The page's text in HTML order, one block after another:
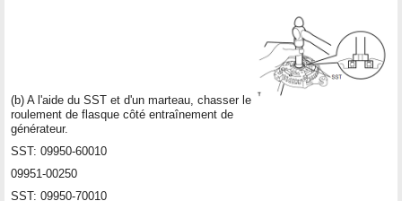
(b) A l'aide du SST et d'un marteau, chasser le
roulement de flasque côté entraînement de
générateur.
SST: 09950-60010
09951-00250
SST: 09950-70010